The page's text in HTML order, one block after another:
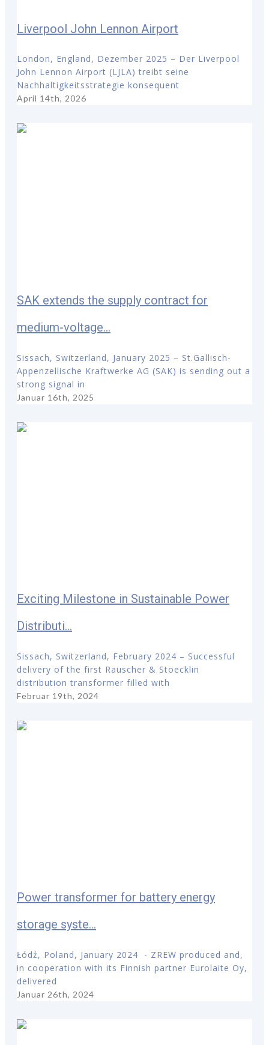
Liverpool John Lennon Airport
London, England, Dezember 2025 – Der Liverpool
John Lennon Airport (LJLA) treibt seine
Nachhaltigkeitsstrategie konsequent
April 14th, 2026
SAK extends the supply contract for
medium-voltage...
Sissach, Switzerland, January 2025 – St.Gallisch-
Appenzellische Kraftwerke AG (SAK) is sending out a
strong signal in
Januar 16th, 2025
Exciting Milestone in Sustainable Power
Distributi...
Sissach, Switzerland, February 2024 – Successful
delivery of the first Rauscher & Stoecklin
distribution transformer filled with
Februar 19th, 2024
Power transformer for battery energy
storage syste...
Łódź, Poland, January 2024 - ZREW produced and,
in cooperation with its Finnish partner Eurolaite Oy,
delivered
Januar 26th, 2024